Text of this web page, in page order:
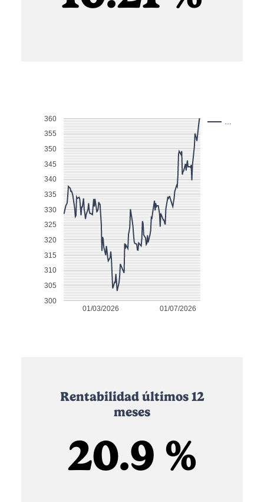
01/03/2026 01/07/2026
300
305
310
315
320
325
330
335
340
345
350
355
360
Rentabilidad últimos 12
meses
20.9 %